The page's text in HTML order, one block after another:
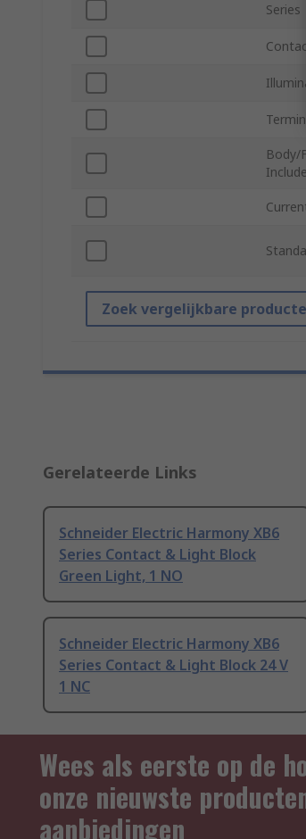
Series
Body/
Zoek vergelijkbare
Gerelateerde Links
Schneider Electric Harmony XB6
Series Contact & Light Block
Green Light, 1 NO
Schneider Electric Harmony XB6
Series Contact & Light Block 24 V
1 NC
Wees als eerste op de
onze nieuwste
aanbiedingen